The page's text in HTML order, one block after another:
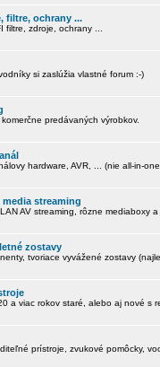
filtre, ochrany ...
filtre, zdroje, ochrany ...
si zaslúžia vlastné forum :-)
predávaných výrobkov.
hardware, AVR, ... (nie all-in-
media streaming
AV streaming, rôzne mediaboxy
zostavy
tvoriace vyvážené zostavy
a viac rokov staré, alebo aj nové s
prístroje, zvukové pomôcky,